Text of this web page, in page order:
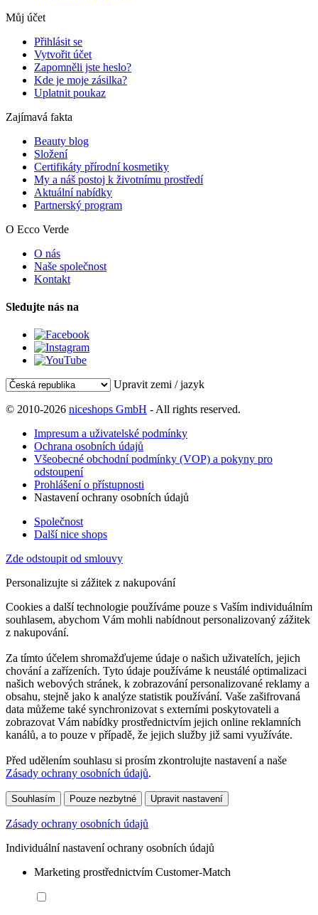
Můj účet
Přihlásit se
Vytvořit účet
Zapomněli jste heslo?
Kde je moje zásilka?
Uplatnit poukaz
Zajímavá fakta
Beauty blog
Složení
Certifikáty přírodní kosmetiky
My a náš postoj k životnímu prostředí
Aktuální nabídky
Partnerský program
O Ecco Verde
O nás
Naše společnost
Kontakt
Sledujte nás na
Upravit zemi / jazyk
© 2010-2026 niceshops GmbH - All rights reserved.
Impresum a uživatelské podmínky
Ochrana osobních údajů
Všeobecné obchodní podmínky (VOP) a pokyny pro
odstoupení
Prohlášení o přístupnosti
Nastavení ochrany osobních údajů
Společnost
Další nice shops
Zde odstoupit od smlouvy
Personalizujte si zážitek z nakupování
Cookies a další technologie používáme pouze s Vaším individuálním
souhlasem, abychom Vám mohli nabídnout personalizovaný zážitek
z nakupování.
Za tímto účelem shromažďujeme údaje o našich uživatelích, jejich
chování a zařízeních. Tyto údaje používáme k neustálé optimalizaci
našich webových stránek, k zobrazování personalizované reklamy a
obsahu, stejně jako k analýze statistik používání. Vaše zašifrovaná
data můžeme také synchronizovat s externími poskytovateli a
zobrazovat Vám nabídky prostřednictvím jejich online reklamních
kanálů, a to pouze v případě, že jejich služby již sami využíváte.
Před udělením souhlasu si prosím zkontrolujte nastavení a naše
Zásady ochrany osobních údajů.
Souhlasím Pouze nezbytné Upravit nastavení
Zásady ochrany osobních údajů
Individuální nastavení ochrany osobních údajů
Marketing prostřednictvím Customer-Match